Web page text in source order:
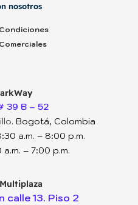
nosotros
39 B – 52
Bogotá, Colombia
a.m. – 8:00 p.m.
a.m. – 7:00 p.m.
calle 13. Piso 2